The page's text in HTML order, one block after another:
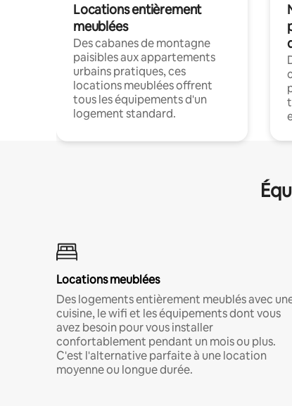
Locations entièrement
meublées
Des cabanes de montagne
paisibles aux appartements
urbains pratiques, ces
locations meublées offrent
tous les équipements d'un
logement standard.
Locations meublées
Des logements entièrement meublés avec
cuisine, le wifi et les équipements dont vous
avez besoin pour vous installer
confortablement pendant un mois ou plus.
C'est l'alternative parfaite à une location
moyenne ou longue durée.